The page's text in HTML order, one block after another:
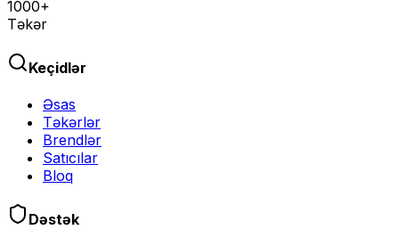
1000+
Təkər
Keçidlər
Əsas
Təkərlər
Brendlər
Satıcılar
Bloq
Dəstək